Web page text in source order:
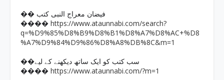
�� فیضان معراج النبی کتب
���� https://www.ataunnabi.com/search?
q=%D9%85%D8%B9%D8%B1%D8%A7%D8%AC+%D8
%A7%D9%84%D9%86%D8%A8%DB%8C&m=1
��سب کتب کو ایک ساتھ دیکھنے کے لیے
���� https://www.ataunnabi.com/?m=1